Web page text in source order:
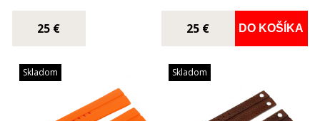
NORTH POLE-1 6S21-
25 €
1 6S21-5954198
25 € DO KOŠÍKA
Skladom Skladom